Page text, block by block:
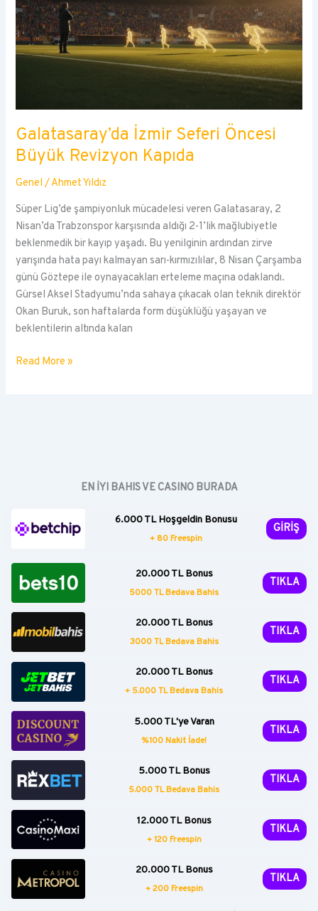
EN İYI BAHIS VE CASINO BURADA
6.000 TL Hoşgeldin Bonusu
+ 80 Freespin
GİRİŞ
20.000 TL Bonus
5000 TL Bedava Bahis
TIKLA
20.000 TL Bonus
3000 TL Bedava Bahis
TIKLA
20.000 TL Bonus
+ 5.000 TL Bedava Bahis
TIKLA
5.000 TL'ye Varan
%100 Nakit İade!
TIKLA
5.000 TL Bonus
5.000 TL Bedava Bahis
TIKLA
12.000 TL Bonus
+ 120 Freespin
TIKLA
20.000 TL Bonus
+ 200 Freespin
TIKLA
Galatasaray’da İzmir Seferi Öncesi
Büyük Revizyon Kapıda
Genel /Ahmet Yıldız
Süper Lig’de şampiyonluk mücadelesi veren Galatasaray, 2
Nisan’da Trabzonspor karşısında aldığı 2-1’lik mağlubiyetle
beklenmedik bir kayıp yaşadı. Bu yenilginin ardından zirve
yarışında hata payı kalmayan sarı-kırmızılılar, 8 Nisan Çarşamba
günü Göztepe ile oynayacakları erteleme maçına odaklandı.
Gürsel Aksel Stadyumu’nda sahaya çıkacak olan teknik direktör
Okan Buruk, son haftalarda form düşüklüğü yaşayan ve
beklentilerin altında kalan
Galatasaray’da
Read More »